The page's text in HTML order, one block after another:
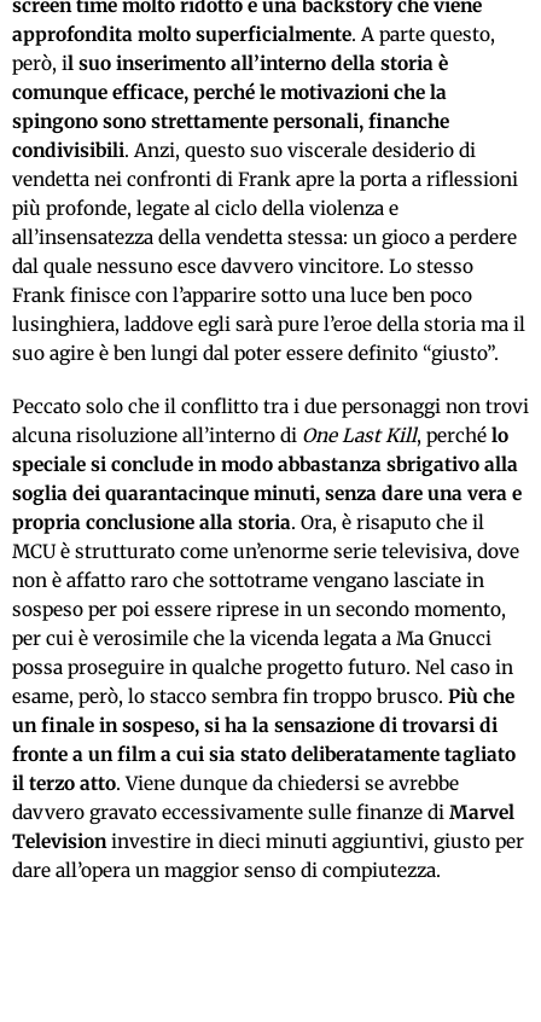
screen time molto ridotto e una backstory che viene
approfondita molto superficialmente. A parte questo,
però, il suo inserimento all’interno della storia è
comunque efficace, perché le motivazioni che la
spingono sono strettamente personali, finanche
condivisibili. Anzi, questo suo viscerale desiderio di
vendetta nei confronti di Frank apre la porta a riflessioni
più profonde, legate al ciclo della violenza e
all’insensatezza della vendetta stessa: un gioco a perdere
dal quale nessuno esce davvero vincitore. Lo stesso
Frank finisce con l’apparire sotto una luce ben poco
lusinghiera, laddove egli sarà pure l’eroe della storia ma il
suo agire è ben lungi dal poter essere definito “giusto”.
Peccato solo che il conflitto tra i due personaggi non trovi
alcuna risoluzione all’interno di One Last Kill, perché lo
speciale si conclude in modo abbastanza sbrigativo alla
soglia dei quarantacinque minuti, senza dare una vera e
propria conclusione alla storia. Ora, è risaputo che il
MCU è strutturato come un’enorme serie televisiva, dove
non è affatto raro che sottotrame vengano lasciate in
sospeso per poi essere riprese in un secondo momento,
per cui è verosimile che la vicenda legata a Ma Gnucci
possa proseguire in qualche progetto futuro. Nel caso in
esame, però, lo stacco sembra fin troppo brusco. Più che
un finale in sospeso, si ha la sensazione di trovarsi di
fronte a un film a cui sia stato deliberatamente tagliato
il terzo atto. Viene dunque da chiedersi se avrebbe
davvero gravato eccessivamente sulle finanze di Marvel
Television investire in dieci minuti aggiuntivi, giusto per
dare all’opera un maggior senso di compiutezza.